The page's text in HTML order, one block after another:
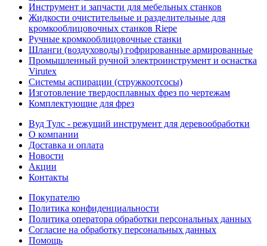
Инструмент и запчасти для мебельных станков
Жидкости очистительные и разделительные для
кромкооблицовочных станков Riepe
Ручные кромкооблицовочные станки
Шланги (воздуховоды) гофрированные армированные
Промышленный ручной электроинструмент и оснастка
Virutex
Системы аспирации (стружкоотсосы)
Изготовление твердосплавных фрез по чертежам
Комплектующие для фрез
Вуд Тулс - режущий инструмент для деревообработки
О компании
Доставка и оплата
Новости
Акции
Контакты
Покупателю
Политика конфиденциальности
Политика оператора обработки персональных данных
Согласие на обработку персональных данных
Помощь